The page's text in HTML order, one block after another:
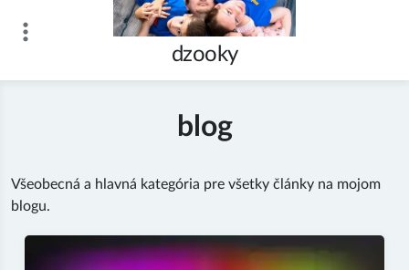
dzooky
blog
Všeobecná a hlavná kategória pre všetky články na mojom
blogu.